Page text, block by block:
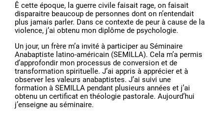
Ê cette époque, la guerre civile faisait rage, on faisait
disparaitre beaucoup de personnes dont on n’entendait
plus jamais parler. Dans ce contexte de peur à cause de la
violence, j’ai obtenu mon diplôme de psychologie.
Un jour, un frère m’a invité à participer au Séminaire
Anabaptiste latino-américain (SEMILLA). Cela m’a permis
d’approfondir mon processus de conversion et de
transformation spirituelle. J’ai appris à apprécier et à
observer les valeurs anabaptistes. J’ai suivi une
formation à SEMILLA pendant plusieurs années et j’ai
obtenu un certificat en théologie pastorale. Aujourd’hui
j’enseigne au séminaire.